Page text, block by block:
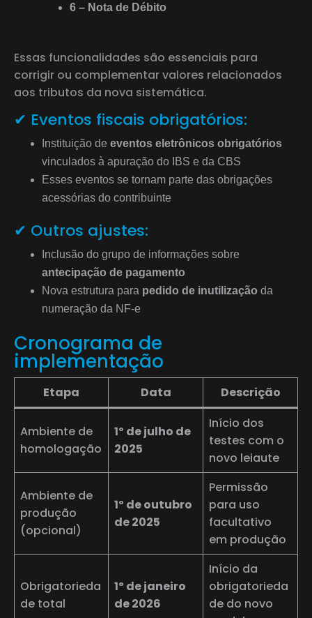
6 – Nota de Débito
Essas funcionalidades são essenciais para
corrigir ou complementar valores relacionados
aos tributos da nova sistemática.
✔ Eventos fiscais obrigatórios:
Instituição de eventos eletrônicos obrigatórios
vinculados à apuração do IBS e da CBS
Esses eventos se tornam parte das obrigações
acessórias do contribuinte
✔ Outros ajustes:
Inclusão do grupo de informações sobre
antecipação de pagamento
Nova estrutura para pedido de inutilização da
numeração da NF-e
Cronograma de
implementação
Etapa Data Descrição
Ambiente de
homologação
1º de julho de
2025
Início dos
testes com o
novo leiaute
Ambiente de
produção
(opcional)
1º de outubro
de 2025
Permissão
para uso
facultativo
em produção
Obrigatorieda
de total
1º de janeiro
de 2026
Início da
obrigatorieda
de do novo